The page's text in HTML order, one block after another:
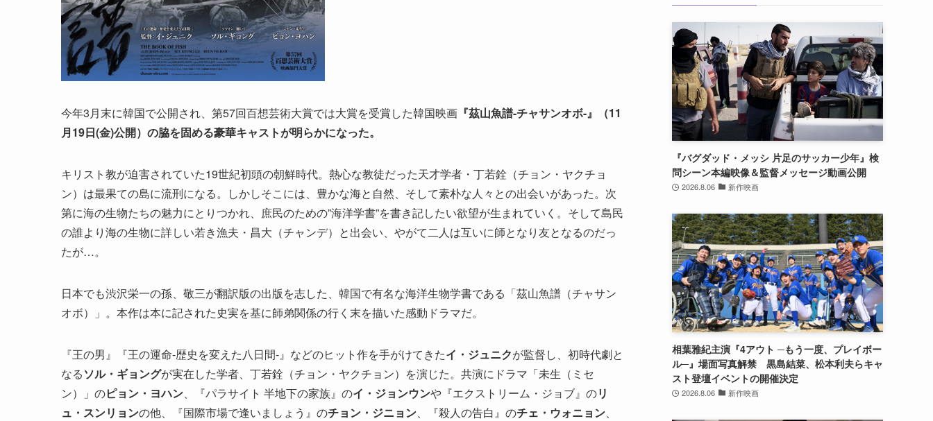
今年3月末に韓国で公開され、第57回百想芸術大賞では大賞を受賞した韓国映画 『茲山魚譜-チャサンオボ-』（11
月19日(金)公開）の脇を固める豪華キャストが明らかになった。
キリスト教が迫害されていた19世紀初頭の朝鮮時代。熱心な教徒だった天才学者・丁若銓（チョン・ヤクチョ
ン）は最果ての島に流刑になる。しかしそこには、豊かな海と自然、そして素朴な人々との出会いがあった。次
第に海の生物たちの魅力にとりつかれ、庶民のための”海洋学書”を書き記したい欲望が生まれていく。そして島民
の誰より海の生物に詳しい若き漁夫・昌大（チャンデ）と出会い、やがて二人は互いに師となり友となるのだっ
たが…。
日本でも渋沢栄一の孫、敬三が翻訳版の出版を志した、韓国で有名な海洋生物学書である「茲山魚譜（チャサン
オボ）」。本作は本に記された史実を基に師弟関係の行く末を描いた感動ドラマだ。
『王の男』『王の運命-歴史を変えた八日間-』などのヒット作を手がけてきたイ・ジュニクが監督し、初時代劇と
なるソル・ギョングが実在した学者、丁若銓（チョン・ヤクチョン）を演じた。共演にドラマ「未生（ミセ
ン）」のピョン・ヨハン、『パラサイト 半地下の家族』のイ・ジョンウンや『エクストリーム・ジョブ』のリ
ュ・スンリョンの他、『国際市場で逢いましょう』のチョン・ジニョン、『殺人の告白』のチェ・ウォニョン、
『バグダッド・メッシ 片足のサッカー少年』検
問シーン本編映像＆監督メッセージ動画公開
2026.8.06 新作映画
相葉雅紀主演『4アウト ─もう一度、プレイボー
ル─』場面写真解禁 黒島結菜、松本利夫らキャ
スト登壇イベントの開催決定
2026.8.06 新作映画